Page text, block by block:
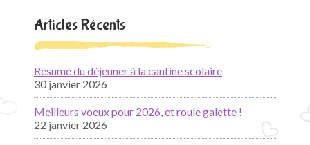
Articles Récents
Résumé du déjeuner à la cantine scolaire
30 janvier 2026
Meilleurs voeux pour 2026, et roule galette !
22 janvier 2026